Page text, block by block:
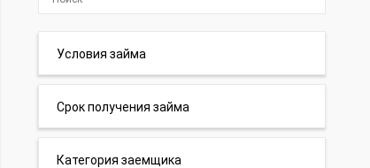
Условия займа
Срок получения займа
Категория заемщика